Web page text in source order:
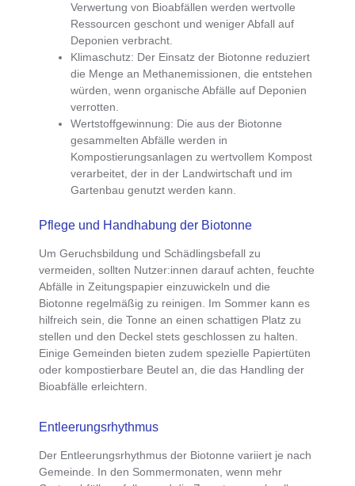
Verwertung von Bioabfällen werden wertvolle
Ressourcen geschont und weniger Abfall auf
Deponien verbracht.
Klimaschutz: Der Einsatz der Biotonne reduziert
die Menge an Methanemissionen, die entstehen
würden, wenn organische Abfälle auf Deponien
verrotten.
Wertstoffgewinnung: Die aus der Biotonne
gesammelten Abfälle werden in
Kompostierungsanlagen zu wertvollem Kompost
verarbeitet, der in der Landwirtschaft und im
Gartenbau genutzt werden kann.
Pflege und Handhabung der Biotonne
Um Geruchsbildung und Schädlingsbefall zu
vermeiden, sollten Nutzer:innen darauf achten,feuchte
Abfälle in Zeitungspapier einzuwickeln und die
Biotonne regelmäßig zu reinigen. Im Sommer kann es
hilfreich sein, die Tonne an einen schattigen Platz zu
stellen und den Deckel stets geschlossen zu halten.
Einige Gemeinden bieten zudem spezielle Papiertüten
oder kompostierbare Beutel an, die das Handling der
Bioabfälle erleichtern.
Entleerungsrhythmus
Der Entleerungsrhythmus der Biotonne variiert je nach
Gemeinde . In den Sommermonaten, wenn mehr